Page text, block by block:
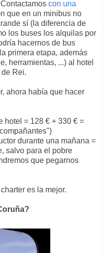
con una
que en un minibus no
sí (la diferencia de
los buses los alquilas por
hacernos de bus
primera etapa, además
herramientas, ...) al hotel
Rei.
ahora había que hacer
hotel = 128 € + 330 € =
durante una mañana =
salvo para el pobre
que pegarnos
es la mejor.